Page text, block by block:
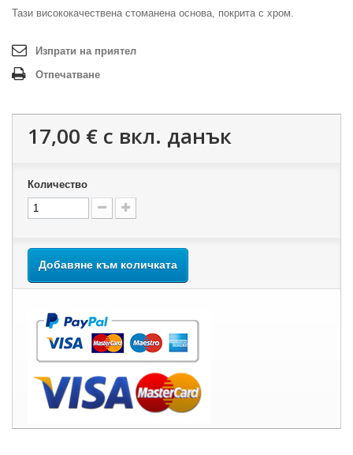
Тази висококачествена стоманена основа, покрита с хром.
Изпрати на приятел
Отпечатване
17,00 € с вкл. данък
Количество
Добавяне към количката